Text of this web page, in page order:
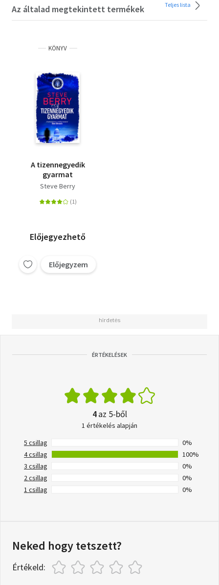
Az általad megtekintett termékek Teljes lista
KÖNYV
A tizennegyedik
gyarmat
Steve Berry
Előjegyezhető
Előjegyzem
ÉRTÉKELÉSEK
4az 5-ből
1 értékelés alapján
5 csillag
0%
4 csillag
100%
3 csillag
0%
2 csillag
0%
1 csillag
0%
Neked hogy tetszett?
Értékeld: